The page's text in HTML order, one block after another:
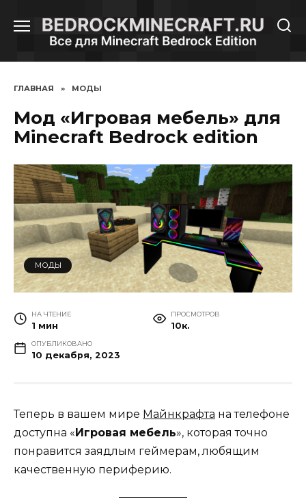
содержанию
ГЛАВНАЯ » МОДЫ
Мод «Игровая мебель» для
Minecraft Bedrock edition
МОДЫ
НА ЧТЕНИЕ
1 мин
ПРОСМОТРОВ
10к.
ОПУБЛИКОВАНО
10 декабря, 2023
Теперь в вашем мире Майнкрафта на телефоне
доступна «Игровая мебель», которая точно
понравится заядлым геймерам, любящим
качественную периферию.